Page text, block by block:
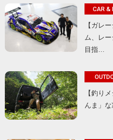
CAR &
【ガレ
ム、レ
目指…
【釣り
んま」